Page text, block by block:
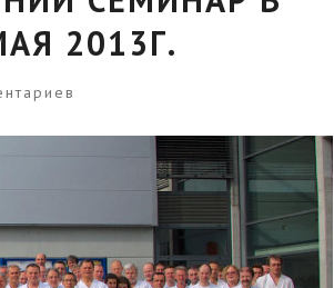
2013Г.